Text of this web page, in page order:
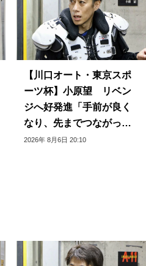
【川口オート・東京スポ
ーツ杯】小原望 リベン
ジへ好発進「手前が良く
なり、先までつながって
いる」
2026年 8月6日 20:10